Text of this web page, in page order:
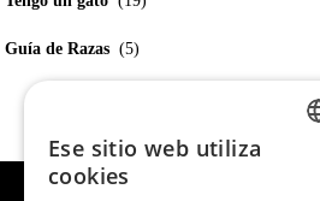
Guía de Razas (5)
Ese sitio web utiliza
cookies